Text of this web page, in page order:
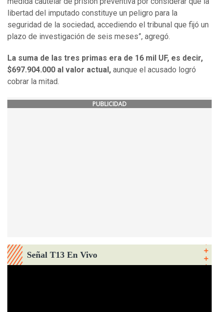
libertad del imputado constituye un peligro para la
seguridad de la sociedad, accediendo el tribunal que fijó un
plazo de investigación de seis meses”, agregó.
La suma de las tres primas era de 16 mil UF, es decir,
$697.904.000 al valor actual, aunque el acusado logró
cobrar la mitad.
PUBLICIDAD
Señal T13 En Vivo